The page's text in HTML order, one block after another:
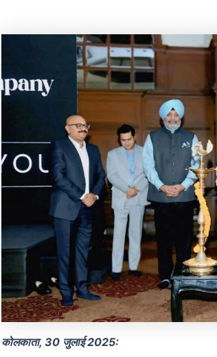
कोलकाता, 30 जुलाई 2025: